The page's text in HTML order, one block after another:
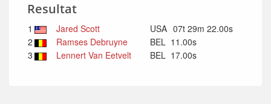
Resultat
1 Jared Scott USA 07t 29m 22.00s
2
Ramses Debruyne BEL 11.00s
3
Lennert Van Eetvelt BEL 17.00s